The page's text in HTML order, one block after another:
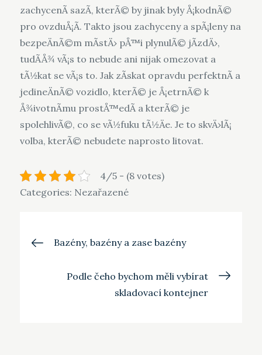
zachycenÃ­ sazÃ­, kterÃ© by jinak byly Å¡kodnÃ©
pro ovzduÅ¡Ã­. Takto jsou zachyceny a spÃ¡leny na
bezpeÄnÃ©m mÃ­stÄ› pÅ™i plynulÃ© jÃ­zdÄ›,
tudÃ­Å¾ vÃ¡s to nebude ani nijak omezovat a
tÃ½kat se vÃ¡s to. Jak zÃ­skat opravdu perfektnÃ­ a
jedineÄnÃ© vozidlo, kterÃ© je Å¡etrnÃ© k
Å¾ivotnÃ­mu prostÅ™edÃ­ a kterÃ© je
spolehlivÃ©, co se vÃ½fuku tÃ½Äe. Je to skvÄ›lÃ¡
volba, kterÃ© nebudete naprosto litovat.
4/5 - (8 votes)
Categories: Nezařazené
Navigace
pro
příspěvek
Bazény, bazény a zase bazény
Podle čeho bychom měli vybírat
skladovací kontejner